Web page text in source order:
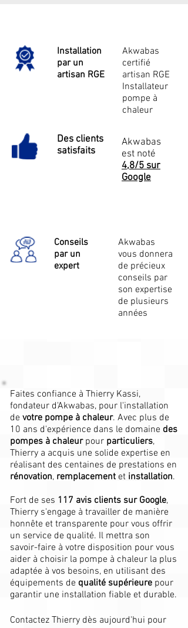
Installation
par un
artisan RGE
Akwabas
certifié
artisan RGE
Installateur
pompe à
chaleur
Des clients
satisfaits
Akwabas
est noté
4,8/5 sur
Google
Conseils
par un
expert
Akwabas
vous donnera
de précieux
conseils par
son expertise
de plusieurs
années
Faites confiance à Thierry Kassi,
fondateur d'Akwabas, pour l'installation
de votre pompe à chaleur. Avec plus de
10 ans d'expérience dans le domaine des
pompes à chaleur pour particuliers,
Thierry a acquis une solide expertise en
réalisant des centaines de prestations en
rénovation, remplacement et installation.
Fort de ses 117 avis clients sur Google,
Thierry s'engage à travailler de manière
honnête et transparente pour vous offrir
un service de qualité. Il mettra son
savoir-faire à votre disposition pour vous
aider à choisir la pompe à chaleur la plus
adaptée à vos besoins, en utilisant des
équipements de qualité supérieure pour
garantir une installation fiable et durable.​
Contactez Thierry dès aujourd'hui pour